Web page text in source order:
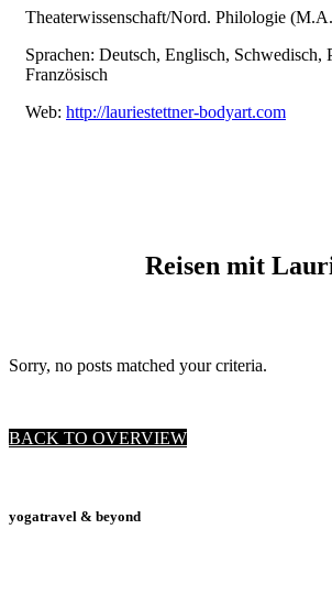
Theaterwissenschaft/Nord. Philologie
Sprachen: Deutsch, Englisch, Schwedisch,
Französisch
Web: http://lauriestettner-bodyart.com
Reisen mit
Sorry, no posts matched your criteria.
BACK TO OVERVIEW
yogatravel & beyond